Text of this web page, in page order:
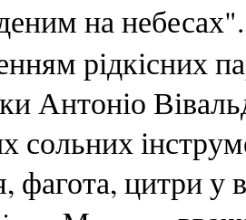
на
рідкісних
Антоніо
сольних
фагота, цитри у